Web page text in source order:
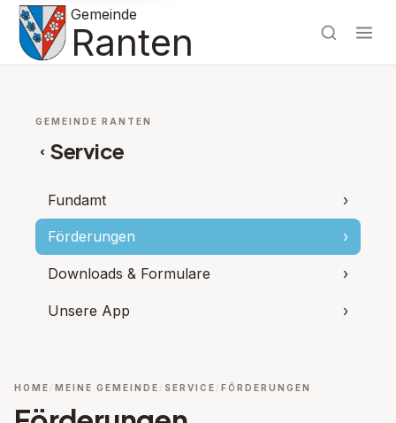
Gemeinde
Ranten
GEMEINDE RANTEN
‹ Service
Fundamt ›
Förderungen ›
Downloads & Formulare ›
Unsere App ›
HOME MEINE GEMEINDE SERVICE FÖRDERUNGEN